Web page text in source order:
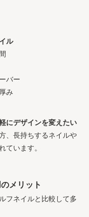
ル
バー
み
にデザインを変えたい
、長持ちするネイルや
ています。
メリット
フネイルと比較して多